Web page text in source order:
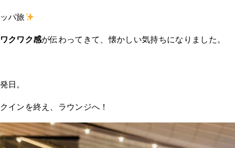
パ旅
クワク感が伝わってきて、懐かしい気持ちになりました。
日。
インを終え、ラウンジへ！